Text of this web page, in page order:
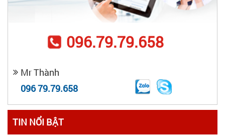
096.79.79.658
Mr Thành
096 79.79.658
TIN NỔI BẬT